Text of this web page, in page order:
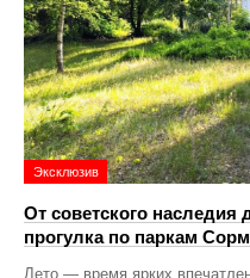
Эксклюзив
От советского
прогулка по паркам
Лето — время ярких